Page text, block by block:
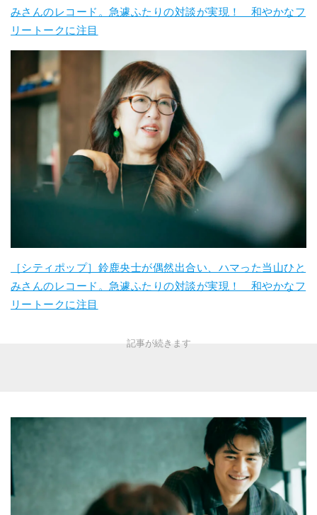
みさんのレコード。急遽ふたりの対談が実現！ 和やかなフ
リートークに注目
［シティポップ］鈴鹿央士が偶然出合い、ハマった当山ひと
みさんのレコード。急遽ふたりの対談が実現！ 和やかなフ
リートークに注目